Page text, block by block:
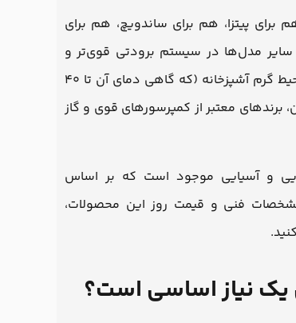
پیتزا، هم برای ساندویچ، هم برای
سایر مدل‌ها در سیستم برودتی قوی‌تر و
خوب باید بتواند در محیط گرم آشپزخانه (که گاهی دمای آن تا ۴۰
معتبر از کمپرسورهای قوی و گاز
و آسیایی موجود است که بر اساس
مشخصات فنی و قیمت روز این محصولات،
یک نیاز اساسی است؟